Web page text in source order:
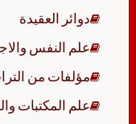
دوائر العقيدة
علم النفس
مؤلفات من
علم المكتبات